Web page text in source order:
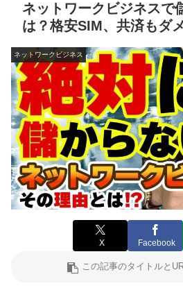
ネットワークビジネスで
は？格安SIM、共済もダ
ネットワークビジネス
X Facebook